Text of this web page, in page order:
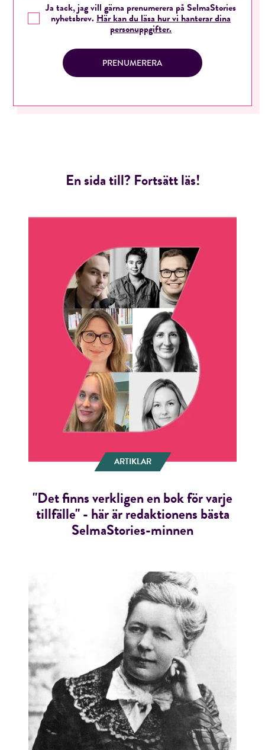
Ja tack, jag vill gärna prenumerera på SelmaStories
nyhetsbrev.Här kan du läsa hur vi hanterar dina
personuppgifter.
PRENUMERERA
En sida till? Fortsätt läs!
ARTIKLAR
"Det finns verkligen en bok för varje
tillfälle" - här är redaktionens bästa
SelmaStories-minnen